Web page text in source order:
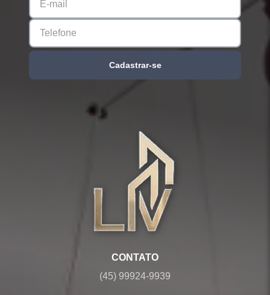
Cadastrar-se
CONTATO
(45) 99924-9939